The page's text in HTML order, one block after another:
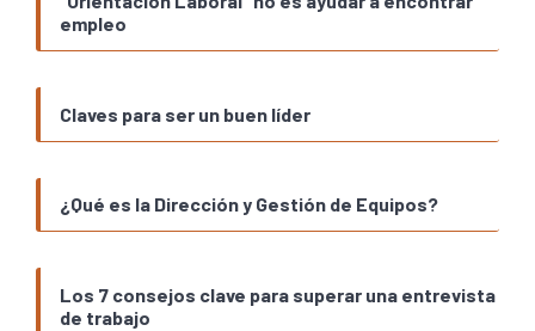
empleo
Claves para ser un buen líder
¿Qué es la Dirección y Gestión de Equipos?
Los 7 consejos clave para superar una entrevista
de trabajo